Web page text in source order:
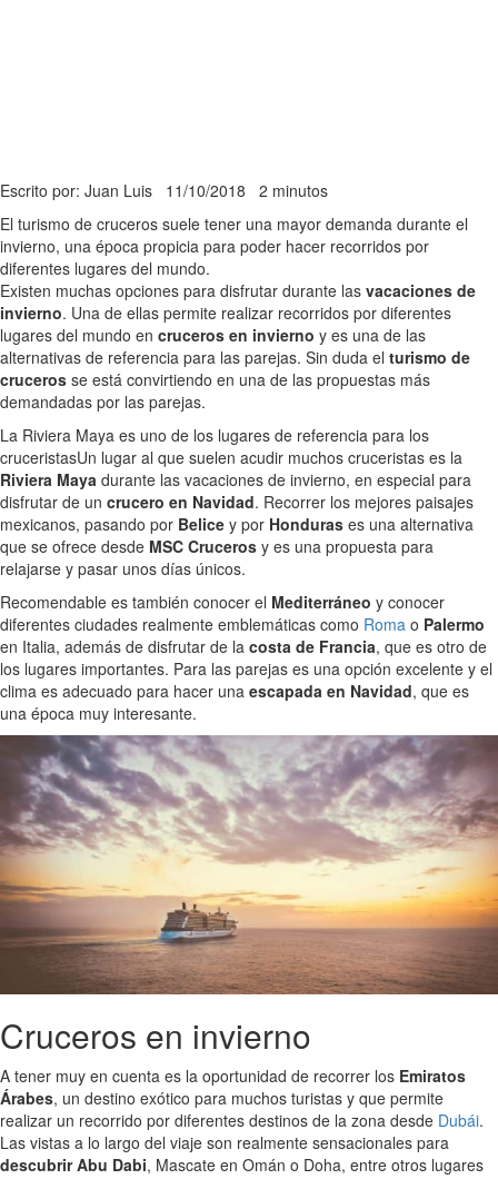
Escrito por: Juan Luis 11/10/2018 2 minutos
El turismo de cruceros suele tener una mayor demanda durante el
invierno, una época propicia para poder hacer recorridos por
diferentes lugares del mundo.
Existen muchas opciones para disfrutar durante las vacaciones de
invierno. Una de ellas permite realizar recorridos por diferentes
lugares del mundo en cruceros en invierno y es una de las
alternativas de referencia para las parejas. Sin duda el turismo de
cruceros se está convirtiendo en una de las propuestas más
demandadas por las parejas.
La Riviera Maya es uno de los lugares de referencia para los
cruceristasUn lugar al que suelen acudir muchos cruceristas es la
Riviera Maya durante las vacaciones de invierno, en especial para
disfrutar de un crucero en Navidad. Recorrer los mejores paisajes
mexicanos, pasando por Belice y por Honduras es una alternativa
que se ofrece desde MSC Cruceros y es una propuesta para
relajarse y pasar unos días únicos.
Recomendable es también conocer el Mediterráneo y conocer
diferentes ciudades realmente emblemáticas como Roma o Palermo
en Italia, además de disfrutar de la costa de Francia, que es otro de
los lugares importantes. Para las parejas es una opción excelente y el
clima es adecuado para hacer una escapada en Navidad, que es
una época muy interesante.
Cruceros en invierno
A tener muy en cuenta es la oportunidad de recorrer los Emiratos
Árabes, un destino exótico para muchos turistas y que permite
realizar un recorrido por diferentes destinos de la zona desde Dubái.
Las vistas a lo largo del viaje son realmente sensacionales para
descubrir Abu Dabi, Mascate en Omán o Doha, entre otros lugares